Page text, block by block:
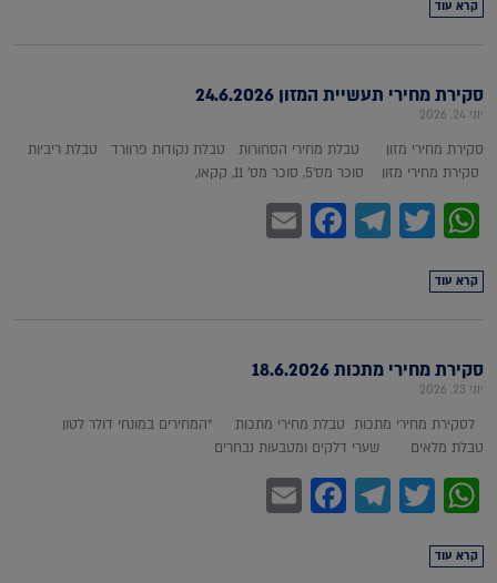
קרא עוד
סקירת מחירי תעשיית המזון 24.6.2026
יוני 24, 2026
סקירת מחירי מזון טבלת מחירי הסחורות טבלת נקודות פרוורד טבלת ריביות
סקירת מחירי מזון סוכר מס'5, סוכר מס' 11, קקאו,
WhatsApp
Twitter
Telegram
Facebook
קרא עוד
סקירת מחירי מתכות 18.6.2026
יוני 23, 2026
לסקירת מחירי מתכות טבלת מחירי מתכות *המחירים במונחי דולר לטון
טבלת מלאים שערי דלקים ומטבעות נבחרים
WhatsApp
Twitter
Telegram
Facebook
קרא עוד